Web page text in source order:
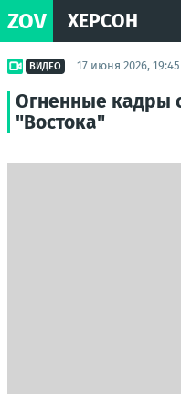
ZOV ХЕРСОН
ВИДЕО 17 июня 2026, 19:45
Огненные кадры
"Востока"